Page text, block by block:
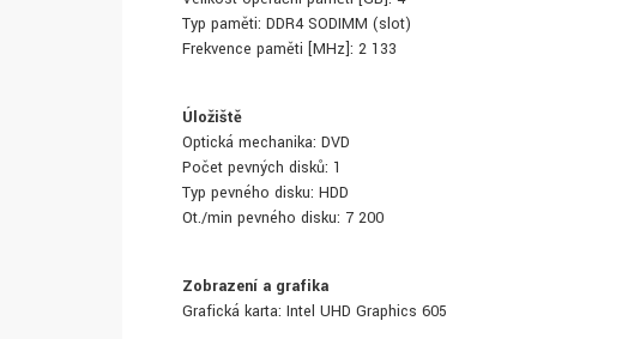
Typ paměti: DDR4 SODIMM (slot)
Frekvence paměti [MHz]: 2 133
Úložiště
Optická mechanika: DVD
Počet pevných disků: 1
Typ pevného disku: HDD
Ot./min pevného disku: 7 200
Zobrazení a grafika
Grafická karta: Intel UHD Graphics 605